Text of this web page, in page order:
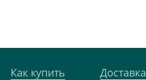
Как купить Доставка